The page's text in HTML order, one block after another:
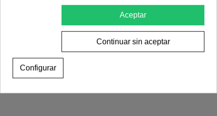
MASCARILLA
ACTIF 1 TUBO 200 ML
12,95 €
Añadir al carrito
Aceptar
Continuar sin aceptar
Configurar